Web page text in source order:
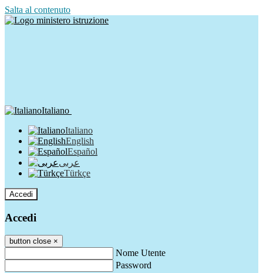
Salta al contenuto
Italiano
Italiano
English
Español
عربى
Türkçe
Accedi
Accedi
button close ×
Nome Utente
Password